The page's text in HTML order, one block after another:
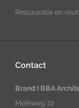
Restauratie en
Contact
Brand I BBA
Melkweg 22